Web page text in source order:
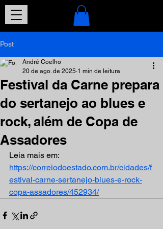
Post
Festival da Carne prepara
do sertanejo ao blues e
rock, além de Copa de
Assadores
André Coelho
20 de ago. de 2025 1 min de leitura
Leia mais em:
https://correiodoestado.com.br/cidades/f
estival-carne-sertanejo-blues-e-rock-
copa-assadores/452934/